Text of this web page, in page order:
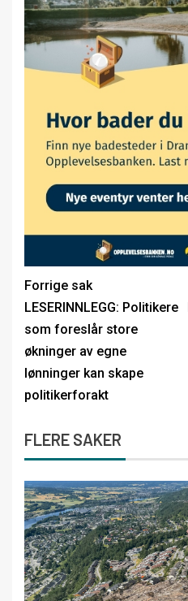
Forrige sak
LESERINNLEGG: Politikere
som foreslår store
økninger av egne
lønninger kan skape
politikerforakt
FLERE SAKER